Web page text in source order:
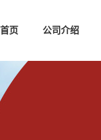
页 公司介绍